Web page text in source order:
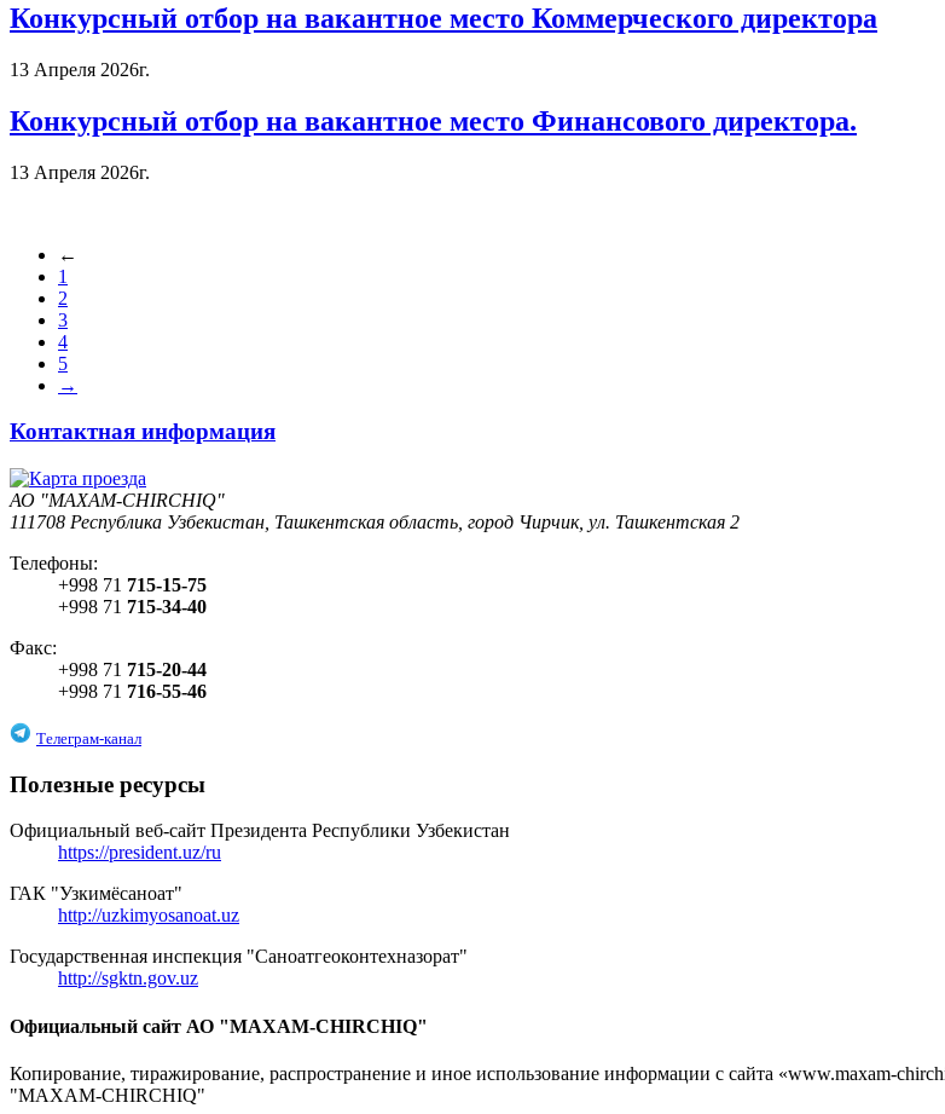
Конкурсный отбор на вакантное место Коммерческого директора
13 Апреля 2026г.
Конкурсный отбор на вакантное место Финансового директора.
13 Апреля 2026г.
←
1
2
3
4
5
→
Контактная информация
АО "MAXAM-CHIRCHIQ"
111708 Республика Узбекистан, Ташкентская область, город Чирчик, ул. Ташкентская 2
Телефоны:
+998 71 715-15-75
+998 71 715-34-40
Факс:
+998 71 715-20-44
+998 71 716-55-46
Телеграм-канал
Полезные ресурсы
Официальный веб-сайт Президента Республики Узбекистан
https://president.uz/ru
ГАК "Узкимёсаноат"
http://uzkimyosanoat.uz
Государственная инспекция "Саноатгеоконтехназорат"
http://sgktn.gov.uz
Официальный сайт АО "MAXAM-CHIRCHIQ"
Копирование, тиражирование, распространение и иное использование информации с сайта «www.maxam-
"MAXAM-CHIRCHIQ"